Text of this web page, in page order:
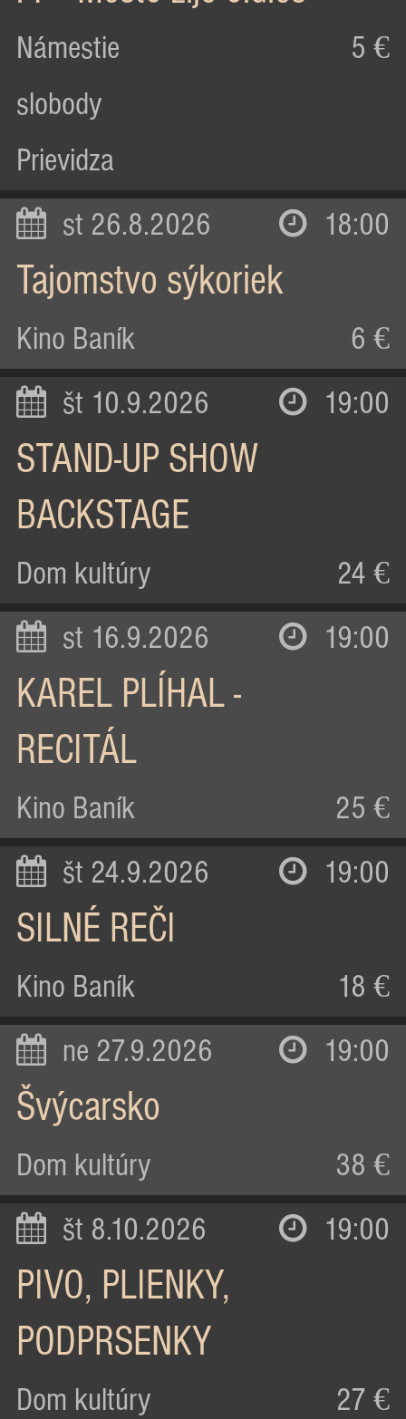
Námestie
slobody
Prievidza
5 €
st 26.8.2026 18:00
Tajomstvo sýkoriek
Kino Baník 6 €
št 10.9.2026 19:00
STAND-UP SHOW
BACKSTAGE
Dom kultúry 24 €
st 16.9.2026 19:00
KAREL PLÍHAL -
RECITÁL
Kino Baník 25 €
št 24.9.2026 19:00
SILNÉ REČI
Kino Baník 18 €
ne 27.9.2026 19:00
Švýcarsko
Dom kultúry 38 €
št 8.10.2026 19:00
PIVO, PLIENKY,
PODPRSENKY
Dom kultúry 27 €